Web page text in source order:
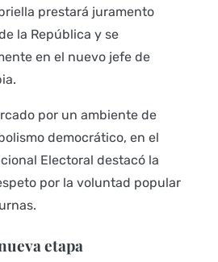
prestará juramento
la República y se
en el nuevo jefe de
por un ambiente de
democrático, en el
Electoral destacó la
por la voluntad popular
etapa